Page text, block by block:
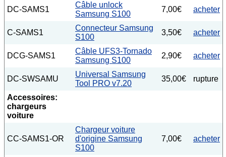
DC-SAMS1
Câble unlock
Samsung S100
7,00€ acheter
C-SAMS1
Connecteur Samsung
S100
3,50€ acheter
DCG-SAMS1
Câble UFS3-Tornado
Samsung S100
2,90€ acheter
DC-SWSAMU
Universal Samsung
Tool PRO v7.20
35,00€ rupture
Accessoires:
chargeurs
voiture
CC-SAMS1-OR
Chargeur voiture
d'origine Samsung
S100
7,00€ acheter